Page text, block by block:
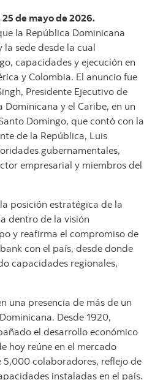
de mayo de 2026.
la República Dominicana
la sede desde la cual
capacidades y ejecución en
y Colombia. El anuncio fue
Presidente Ejecutivo de
Dominicana y el Caribe, en un
Domingo, que contó con la
de la República, Luis
gubernamentales,
empresarial y miembros del
posición estratégica de la
dentro de la visión
y reafirma el compromiso de
con el país, desde donde
capacidades regionales,
una presencia de más de un
Desde 1920,
el desarrollo económico
hoy reúne en el mercado
colaboradores, reflejo de
instaladas en el país.